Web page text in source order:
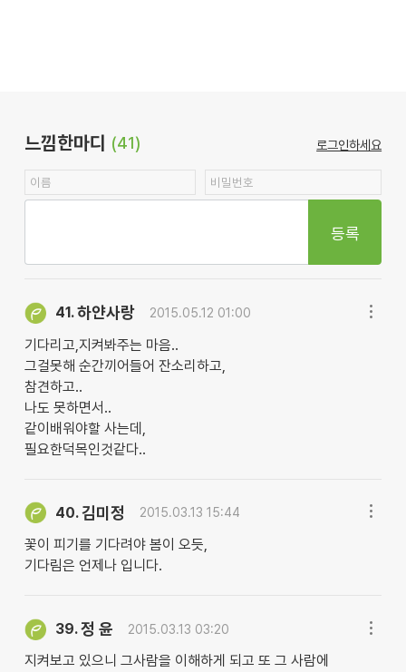
느낌한마디 (41) 로그인하세요
등록
41.하얀사랑 2015.05.12 01:00
기다리고,지켜봐주는 마음..
그걸못해 순간끼어들어 잔소리하고,
참견하고..
나도 못하면서..
같이배워야할 사는데,
필요한덕목인것같다..
40.김미정 2015.03.13 15:44
꽃이 피기를 기다려야 봄이 오듯,
기다림은 언제나 입니다.
39.정 윤 2015.03.13 03:20
지켜보고 있으니 그사람을 이해하게 되고 또 그 사람에